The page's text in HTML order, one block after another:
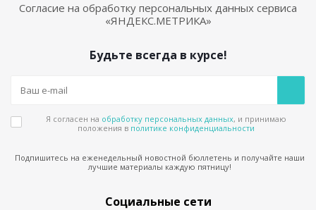
Согласие на обработку персональных данных сервиса
«ЯНДЕКС.МЕТРИКА»
Будьте всегда в курсе!
Я согласен на обработку персональных данных, и принимаю
положения в политике конфиденциальности
Подпишитесь на еженедельный новостной бюллетень и получайте наши
лучшие материалы каждую пятницу!
Социальные сети